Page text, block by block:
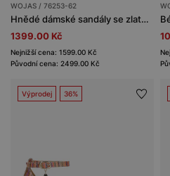
WOJAS / 76253-62
Hnědé dámské sandály se zlatou ozdobou
1399.00 Kč
Nejnižší cena: 1599.00 Kč
Původní cena: 2499.00 Kč
Výprodej 36%